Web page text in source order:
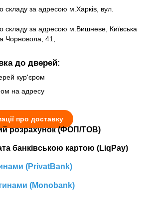
складу за адресою м.Харків, вул.
складу за адресою м.Вишневе, Київська
Чорновола, 41,
до дверей:
кур'єром
на адресу
про доставку
розрахунок (ФОП/ТОВ)
банківською картою (LiqPay)
(PrivatBank)
(Monobank)